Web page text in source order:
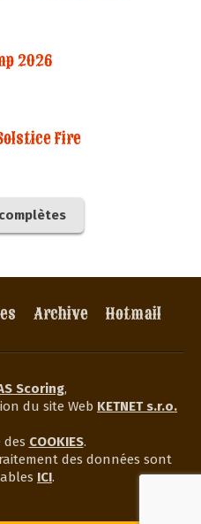
2026
Fire
Archive Hotmail
Scoring,
du site Web KETNET s.r.o.
des COOKIES.
des données sont
ICI.